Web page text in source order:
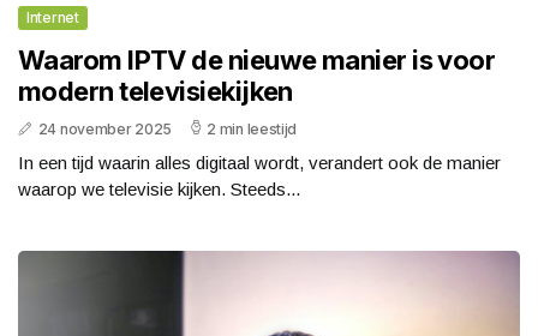
Internet
Waarom IPTV de nieuwe manier is voor
modern televisiekijken
24 november 2025 2 min leestijd
In een tijd waarin alles digitaal wordt, verandert ook de manier
waarop we televisie kijken. Steeds...